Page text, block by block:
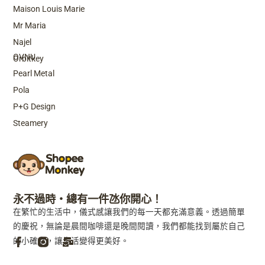
Top Brands
OVNU
Pearl Metal
Pola
P+G Design
Steamery
Maison Louis Marie
Mr Maria
Najel
Orbitkey
永不過時・總有一件氹你開心！
在繁忙的生活中，儀式感讓我們的每一天都充滿意義。透過簡單
的慶祝，無論是晨間咖啡還是晚間閱讀，我們都能找到屬於自己
的小確幸，讓生活變得更美好。